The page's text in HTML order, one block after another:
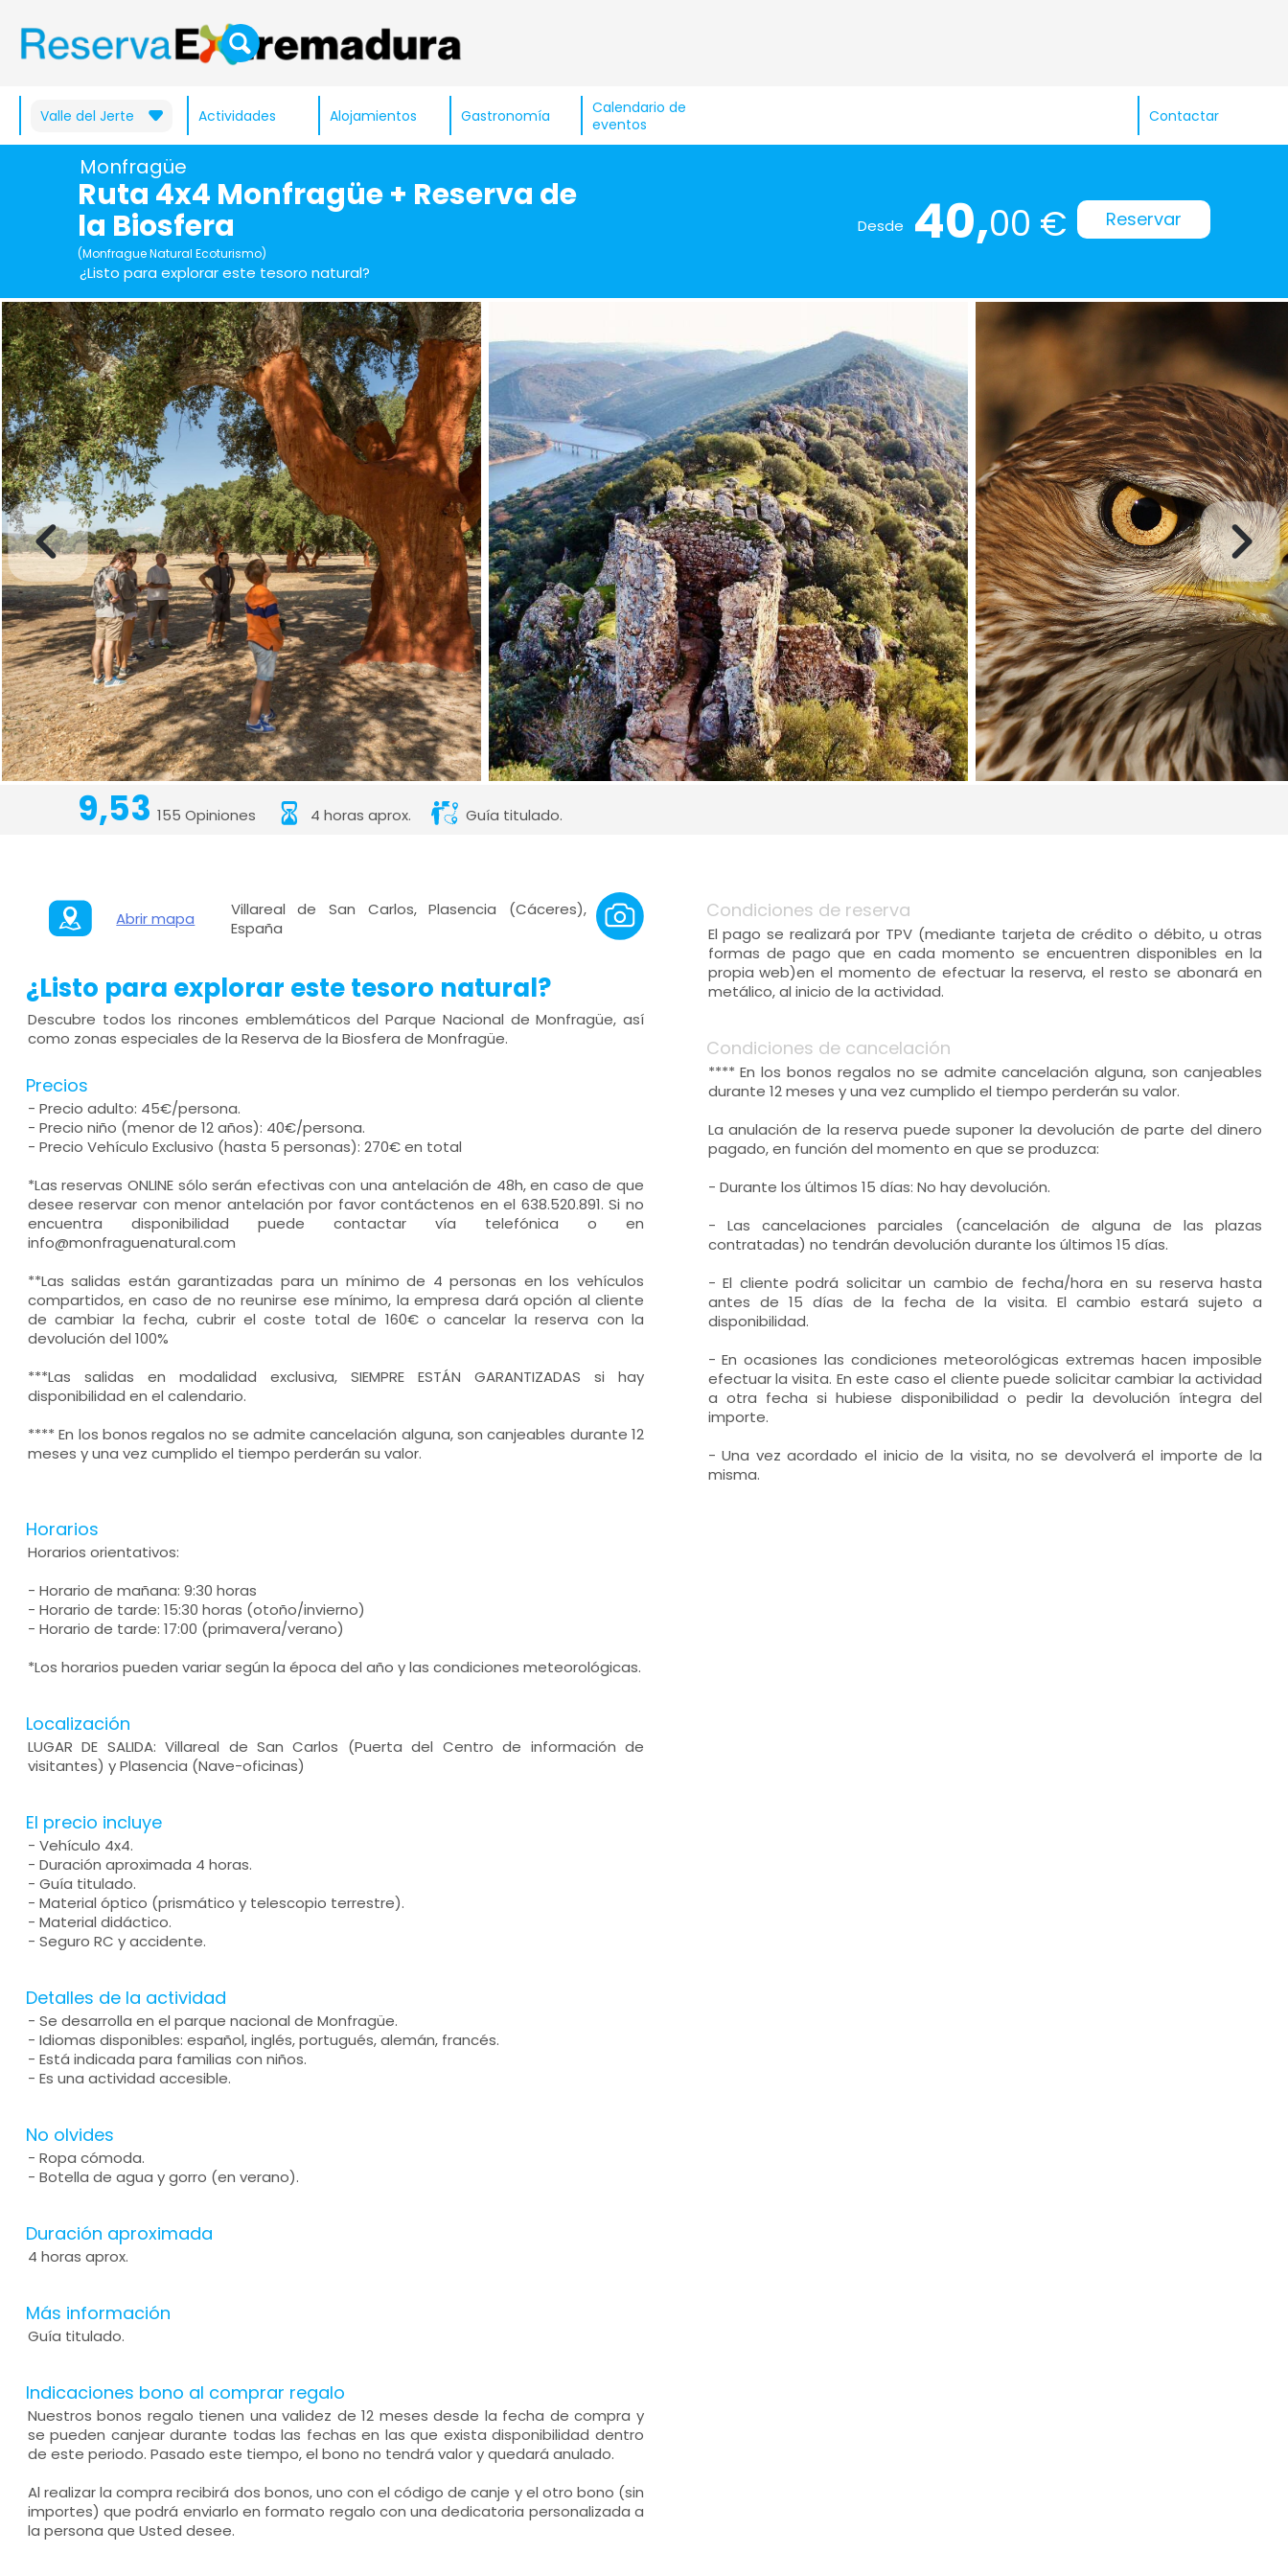
Valle del Jerte Actividades Alojamientos Gastronomía
Calendario de
eventos
Contactar
Monfragüe
Ruta 4x4 Monfragüe + Reserva de
la Biosfera
(Monfrague Natural Ecoturismo)
¿Listo para explorar este tesoro natural?
Desde 40,00 € Reservar
9,53 155 Opiniones 4 horas aprox. Guía titulado.
Abrir mapa
Villareal de San Carlos, Plasencia (Cáceres),
España
¿Listo para explorar este tesoro natural?
Descubre todos los rincones emblemáticos del Parque Nacional de Monfragüe, así
como zonas especiales de la Reserva de la Biosfera de Monfragüe.
Precios
- Precio adulto: 45€/persona.
- Precio niño (menor de 12 años): 40€/persona.
- Precio Vehículo Exclusivo (hasta 5 personas): 270€ en total
*Las reservas ONLINE sólo serán efectivas con una antelación de 48h, en caso de que
desee reservar con menor antelación por favor contáctenos en el 638.520.891. Si no
encuentra disponibilidad puede contactar vía telefónica o en
info@monfraguenatural.com
**Las salidas están garantizadas para un mínimo de 4 personas en los vehículos
compartidos, en caso de no reunirse ese mínimo, la empresa dará opción al cliente
de cambiar la fecha, cubrir el coste total de 160€ o cancelar la reserva con la
devolución del 100%
***Las salidas en modalidad exclusiva, SIEMPRE ESTÁN GARANTIZADAS si hay
disponibilidad en el calendario.
**** En los bonos regalos no se admite cancelación alguna, son canjeables durante 12
meses y una vez cumplido el tiempo perderán su valor.
Horarios
Horarios orientativos:
- Horario de mañana: 9:30 horas
- Horario de tarde: 15:30 horas (otoño/invierno)
- Horario de tarde: 17:00 (primavera/verano)
*Los horarios pueden variar según la época del año y las condiciones meteorológicas.
Localización
LUGAR DE SALIDA: Villareal de San Carlos (Puerta del Centro de información de
visitantes) y Plasencia (Nave-oficinas)
El precio incluye
- Vehículo 4x4.
- Duración aproximada 4 horas.
- Guía titulado.
- Material óptico (prismático y telescopio terrestre).
- Material didáctico.
- Seguro RC y accidente.
Detalles de la actividad
- Se desarrolla en el parque nacional de Monfragüe.
- Idiomas disponibles: español, inglés, portugués, alemán, francés.
- Está indicada para familias con niños.
- Es una actividad accesible.
No olvides
- Ropa cómoda.
- Botella de agua y gorro (en verano).
Duración aproximada
4 horas aprox.
Más información
Guía titulado.
Indicaciones bono al comprar regalo
Nuestros bonos regalo tienen una validez de 12 meses desde la fecha de compra y
se pueden canjear durante todas las fechas en las que exista disponibilidad dentro
de este periodo. Pasado este tiempo, el bono no tendrá valor y quedará anulado.
Al realizar la compra recibirá dos bonos, uno con el código de canje y el otro bono (sin
importes) que podrá enviarlo en formato regalo con una dedicatoria personalizada a
la persona que Usted desee.
Condiciones de reserva
El pago se realizará por TPV (mediante tarjeta de crédito o débito, u otras
formas de pago que en cada momento se encuentren disponibles en la
propia web)en el momento de efectuar la reserva, el resto se abonará en
metálico, al inicio de la actividad.
Condiciones de cancelación
**** En los bonos regalos no se admite cancelación alguna, son canjeables
durante 12 meses y una vez cumplido el tiempo perderán su valor.
La anulación de la reserva puede suponer la devolución de parte del dinero
pagado, en función del momento en que se produzca:
- Durante los últimos 15 días: No hay devolución.
- Las cancelaciones parciales (cancelación de alguna de las plazas
contratadas) no tendrán devolución durante los últimos 15 días.
- El cliente podrá solicitar un cambio de fecha/hora en su reserva hasta
antes de 15 días de la fecha de la visita. El cambio estará sujeto a
disponibilidad.
- En ocasiones las condiciones meteorológicas extremas hacen imposible
efectuar la visita. En este caso el cliente puede solicitar cambiar la actividad
a otra fecha si hubiese disponibilidad o pedir la devolución íntegra del
importe.
- Una vez acordado el inicio de la visita, no se devolverá el importe de la
misma.